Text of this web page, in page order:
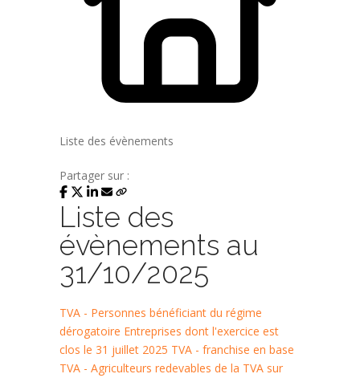
Liste des évènements
Partager sur :
Liste des
évènements au
31/10/2025
TVA - Personnes bénéficiant du régime
dérogatoire Entreprises dont l'exercice est
clos le 31 juillet 2025 TVA - franchise en base
TVA - Agriculteurs redevables de la TVA sur